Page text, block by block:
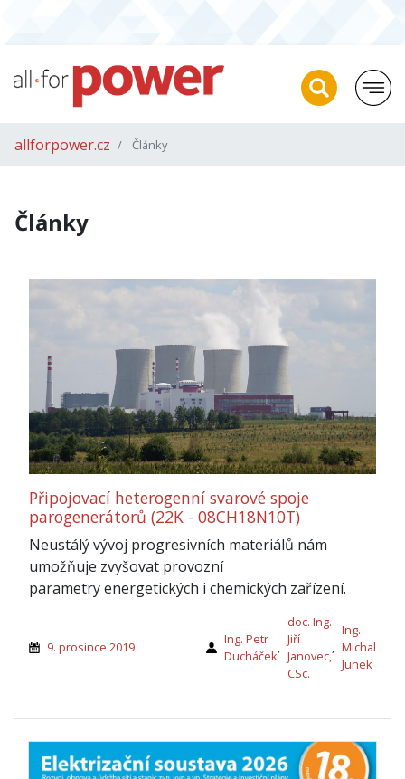
allforpower.cz Články
Články
Připojovací heterogenní svarové spoje
parogenerátorů (22K - 08CH18N10T)
Neustálý vývoj progresivních materiálů nám
umožňuje zvyšovat provozní
parametry energetických i chemických zařízení.
9. prosince 2019
Ing. Petr
Ducháček
,
doc. Ing.
Jiří
Janovec,
CSc.
,
Ing.
Michal
Junek